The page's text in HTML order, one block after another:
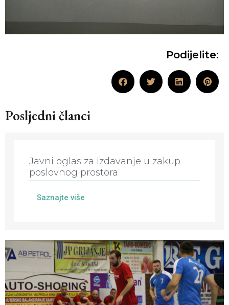
Podijelite:
Posljedni članci
Javni oglas za izdavanje u zakup
poslovnog prostora
Saznajte više